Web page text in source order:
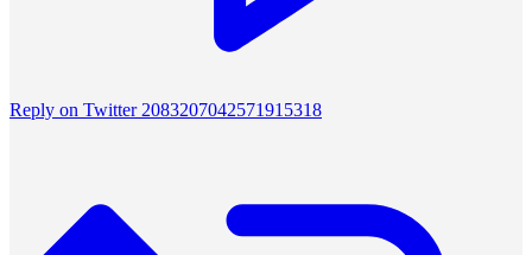
Reply on Twitter 2083207042571915318